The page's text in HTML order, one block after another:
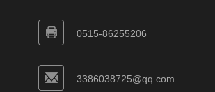
0515-86255206
3386038725@qq.com